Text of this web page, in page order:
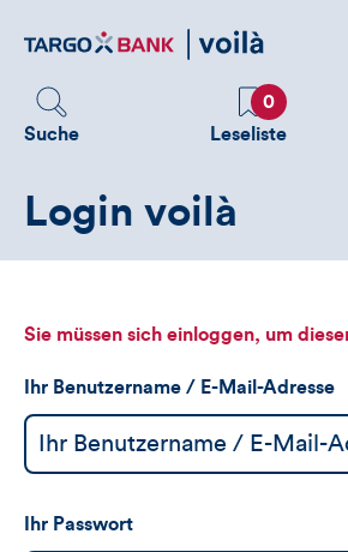
zum
Suche
Favoriten
0
Leseliste
Login voilà
Sie müssen sich einloggen, um
Ihr Benutzername / E-Mail-Adresse
Ihr Passwort